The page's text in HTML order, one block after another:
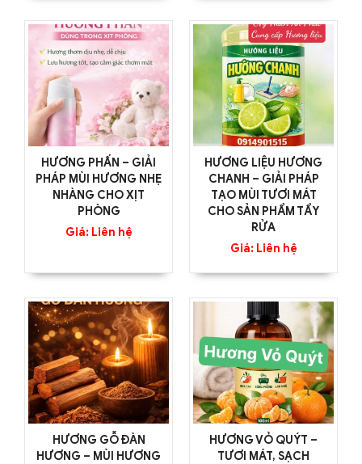
HƯƠNG PHẤN – GIẢI
PHÁP MÙI HƯƠNG NHẸ
NHÀNG CHO XỊT
PHÒNG
Giá: Liên hệ
HƯƠNG LIỆU HƯƠNG
CHANH – GIẢI PHÁP
TẠO MÙI TƯƠI MÁT
CHO SẢN PHẨM TẨY
RỬA
Giá: Liên hệ
HƯƠNG GỖ ĐÀN
HƯƠNG – MÙI HƯƠNG
HƯƠNG VỎ QUÝT –
TƯƠI MÁT, SẠCH